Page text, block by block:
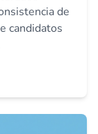
de
candidatos